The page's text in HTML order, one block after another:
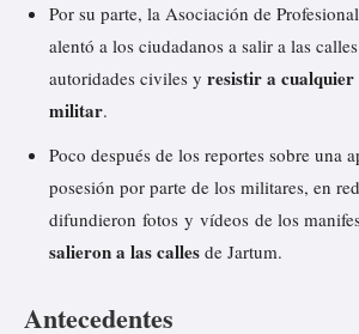
Por su parte, la Asociación de
alentó a los ciudadanos a salir a las
autoridades civiles y resistir a cualquier
militar.
Poco después de los reportes sobre una
posesión por parte de los militares, en
difundieron fotos y vídeos de los
salieron a las calles de Jartum.
Antecedentes